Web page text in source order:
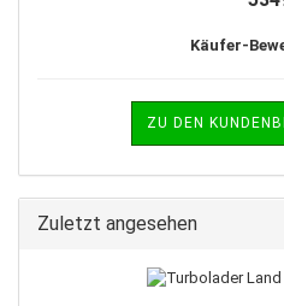
Käufer-
ZU DEN
Zuletzt angesehen